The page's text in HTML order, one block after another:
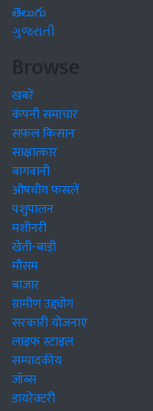
తెలుగు
ગુજરાતી
Browse
खबरें
कंपनी समाचार
सफल किसान
साक्षात्कार
बागवानी
औषधीय फसलें
पशुपालन
मशीनरी
खेती-बाड़ी
मौसम
बाजार
ग्रामीण उद्द्योग
सरकारी योजनाएं
लाइफ स्टाइल
सम्पादकीय
जॉब्स
डायरेक्टरी